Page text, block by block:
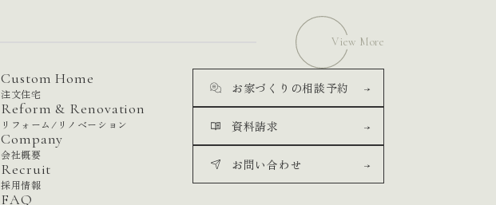
View More
Custom Home
注文住宅
Reform & Renovation
リフォーム/リノベーション
Company
会社概要
Recruit
採用情報
FAQ
お家づくりの相談予約
資料請求
お問い合わせ